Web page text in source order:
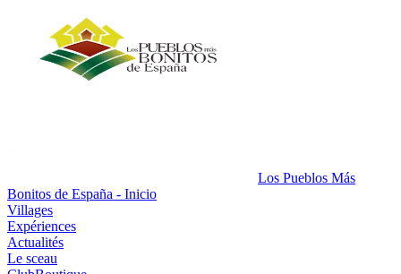
Los Pueblos Más
Bonitos de España - Inicio
Villages
Expériences
Actualités
Le sceau